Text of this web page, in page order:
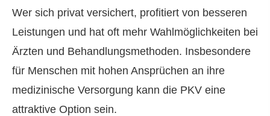
Wer sich privat versichert, profitiert von besseren
Leistungen und hat oft mehr Wahlmöglichkeiten bei
Ärzten und Behandlungsmethoden. Insbesondere
für Menschen mit hohen Ansprüchen an ihre
medizinische Versorgung kann die PKV eine
attraktive Option sein.